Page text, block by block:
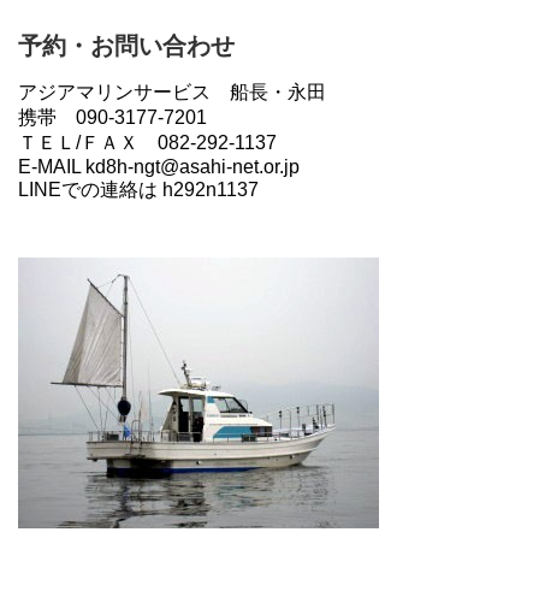
予約・お問い合わせ
アジアマリンサービス 船長・永田
携帯 090-3177-7201
ＴＥＬ/ＦＡＸ 082-292-1137
E-MAIL kd8h-ngt@asahi-net.or.jp
LINEでの連絡は h292n1137